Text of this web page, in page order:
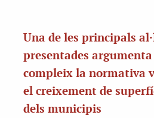
Una de les principals
presentades
compleix la normativa
el creixement de
dels municipis